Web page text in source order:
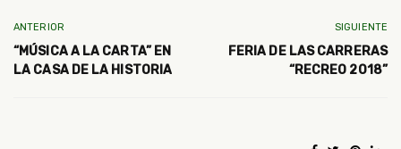
ANTERIOR
“MÚSICA A LA CARTA” EN
LA CASA DE LA HISTORIA
SIGUIENTE
FERIA DE LAS CARRERAS
“RECREO 2018”